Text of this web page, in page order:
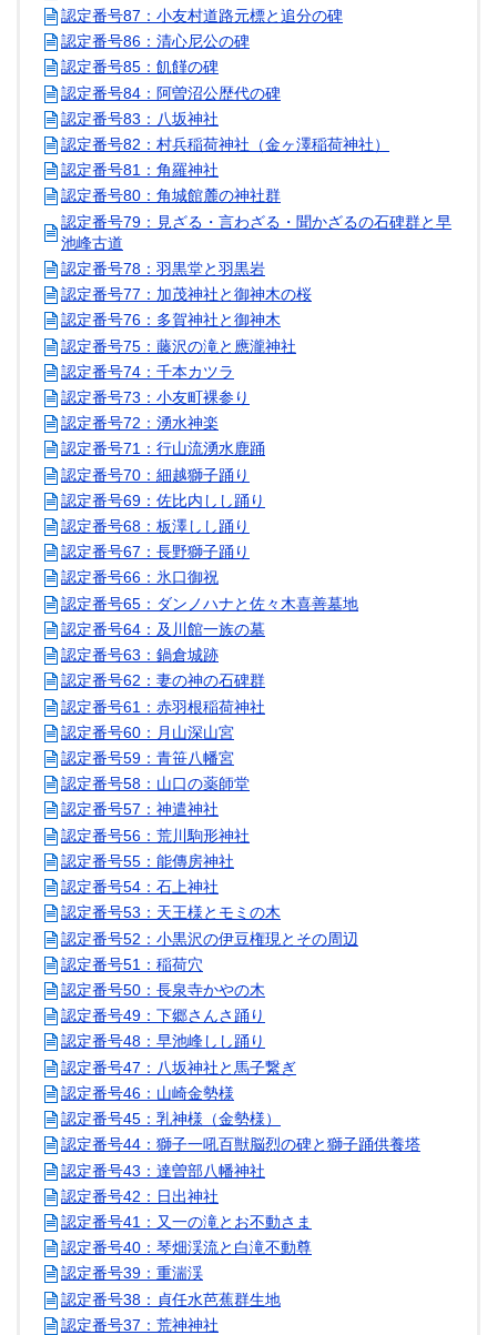
認定番号87：小友村道路元標と追分の碑
認定番号86：清心尼公の碑
認定番号85：飢饉の碑
認定番号84：阿曽沼公歴代の碑
認定番号83：八坂神社
認定番号82：村兵稲荷神社（金ヶ澤稲荷神社）
認定番号81：角羅神社
認定番号80：角城館麓の神社群
認定番号79：見ざる・言わざる・聞かざるの石碑群と早
池峰古道
認定番号78：羽黒堂と羽黒岩
認定番号77：加茂神社と御神木の桜
認定番号76：多賀神社と御神木
認定番号75：藤沢の滝と應瀧神社
認定番号74：千本カツラ
認定番号73：小友町裸参り
認定番号72：湧水神楽
認定番号71：行山流湧水鹿踊
認定番号70：細越獅子踊り
認定番号69：佐比内しし踊り
認定番号68：板澤しし踊り
認定番号67：長野獅子踊り
認定番号66：氷口御祝
認定番号65：ダンノハナと佐々木喜善墓地
認定番号64：及川館一族の墓
認定番号63：鍋倉城跡
認定番号62：妻の神の石碑群
認定番号61：赤羽根稲荷神社
認定番号60：月山深山宮
認定番号59：青笹八幡宮
認定番号58：山口の薬師堂
認定番号57：神遣神社
認定番号56：荒川駒形神社
認定番号55：能傳房神社
認定番号54：石上神社
認定番号53：天王様とモミの木
認定番号52：小黒沢の伊豆権現とその周辺
認定番号51：稲荷穴
認定番号50：長泉寺かやの木
認定番号49：下郷さんさ踊り
認定番号48：早池峰しし踊り
認定番号47：八坂神社と馬子繋ぎ
認定番号46：山崎金勢様
認定番号45：乳神様（金勢様）
認定番号44：獅子一吼百獣脳烈の碑と獅子踊供養塔
認定番号43：達曽部八幡神社
認定番号42：日出神社
認定番号41：又一の滝とお不動さま
認定番号40：琴畑渓流と白滝不動尊
認定番号39：重湍渓
認定番号38：貞任水芭蕉群生地
認定番号37：荒神神社